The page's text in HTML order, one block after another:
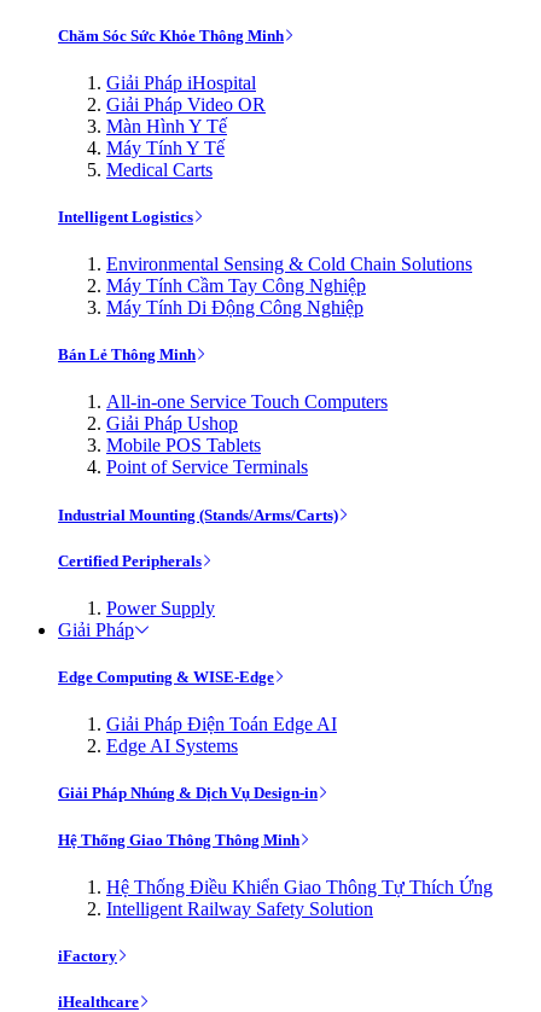
Chăm Sóc Sức Khỏe Thông Minh
Giải Pháp iHospital
Giải Pháp Video OR
Màn Hình Y Tế
Máy Tính Y Tế
Medical Carts
Intelligent Logistics
Environmental Sensing & Cold Chain Solutions
Máy Tính Cầm Tay Công Nghiệp
Máy Tính Di Động Công Nghiệp
Bán Lẻ Thông Minh
All-in-one Service Touch Computers
Giải Pháp Ushop
Mobile POS Tablets
Point of Service Terminals
Industrial Mounting (Stands/Arms/Carts)
Certified Peripherals
Power Supply
Giải Pháp
Edge Computing & WISE-Edge
Giải Pháp Điện Toán Edge AI
Edge AI Systems
Giải Pháp Nhúng & Dịch Vụ Design-in
Hệ Thống Giao Thông Thông Minh
Hệ Thống Điều Khiển Giao Thông Tự Thích Ứng
Intelligent Railway Safety Solution
iFactory
iHealthcare